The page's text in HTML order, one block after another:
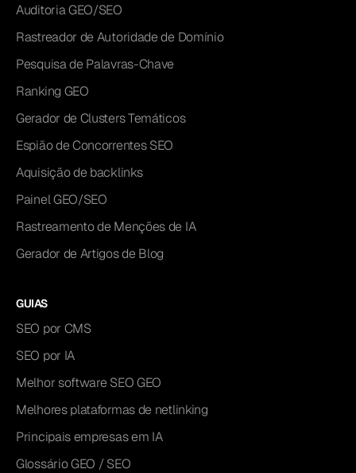
Auditoria GEO/SEO
Rastreador de Autoridade de Domínio
Pesquisa de Palavras-Chave
Ranking GEO
Gerador de Clusters Temáticos
Espião de Concorrentes SEO
Aquisição de backlinks
Painel GEO/SEO
Rastreamento de Menções de IA
Gerador de Artigos de Blog
GUIAS
SEO por CMS
SEO por IA
Melhor software SEO GEO
Melhores plataformas de netlinking
Principais empresas em IA
Glossário GEO / SEO